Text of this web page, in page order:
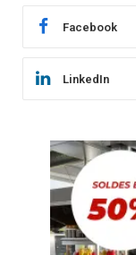
Facebook
LinkedIn